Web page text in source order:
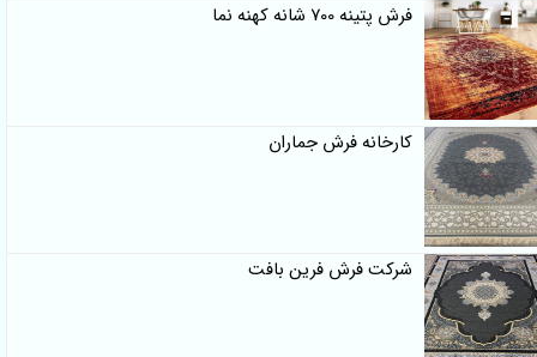
فرش پتینه 700 شانه کهنه نما
کارخانه فرش جماران
شرکت فرش فرین بافت